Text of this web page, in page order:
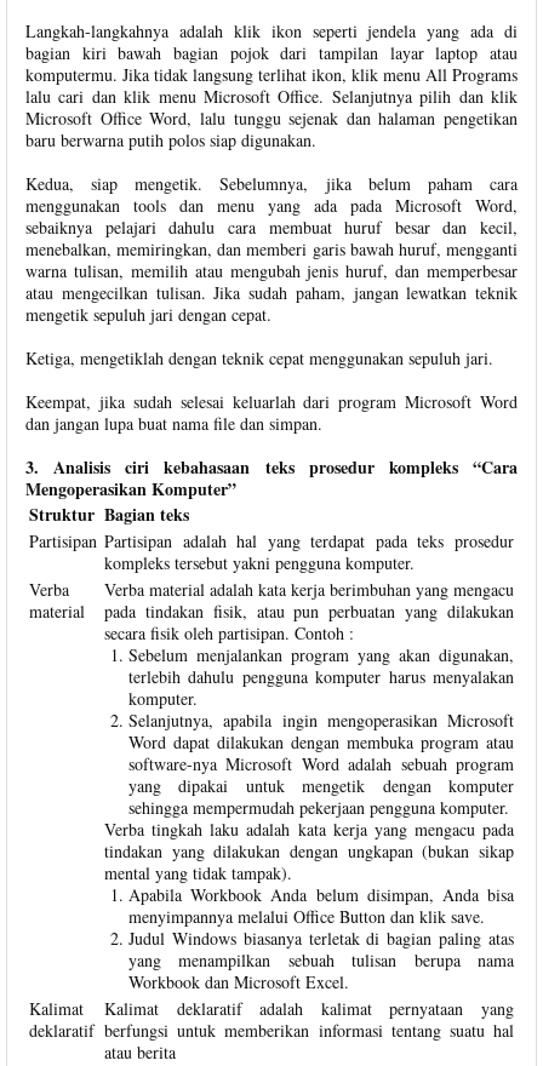
Langkah-langkahnya adalah klik ikon seperti jendela yang ada di
bagian kiri bawah bagian pojok dari tampilan layar laptop atau
komputermu. Jika tidak langsung terlihat ikon, klik menu All Programs
lalu cari dan klik menu Microsoft Office. Selanjutnya pilih dan klik
Microsoft Office Word, lalu tunggu sejenak dan halaman pengetikan
baru berwarna putih polos siap digunakan.
Kedua, siap mengetik. Sebelumnya, jika belum paham cara
menggunakan tools dan menu yang ada pada Microsoft Word,
sebaiknya pelajari dahulu cara membuat huruf besar dan kecil,
menebalkan, memiringkan, dan memberi garis bawah huruf, mengganti
warna tulisan, memilih atau mengubah jenis huruf, dan memperbesar
atau mengecilkan tulisan. Jika sudah paham, jangan lewatkan teknik
mengetik sepuluh jari dengan cepat.
Ketiga, mengetiklah dengan teknik cepat menggunakan sepuluh jari.
Keempat, jika sudah selesai keluarlah dari program Microsoft Word
dan jangan lupa buat nama file dan simpan.
3. Analisis ciri kebahasaan teks prosedur kompleks “Cara
Mengoperasikan Komputer”
Struktur Bagian teks
Partisipan Partisipan adalah hal yang terdapat pada teks prosedur
kompleks tersebut yakni pengguna komputer.
Verba
material
Verba material adalah kata kerja berimbuhan yang mengacu
pada tindakan fisik, atau pun perbuatan yang dilakukan
secara fisik oleh partisipan. Contoh :
Sebelum menjalankan program yang akan digunakan,
terlebih dahulu pengguna komputer harus menyalakan
komputer.
Selanjutnya, apabila ingin mengoperasikan Microsoft
Word dapat dilakukan dengan membuka program atau
software-nya Microsoft Word adalah sebuah program
yang dipakai untuk mengetik dengan komputer
sehingga mempermudah pekerjaan pengguna komputer.
Verba tingkah laku adalah kata kerja yang mengacu pada
tindakan yang dilakukan dengan ungkapan (bukan sikap
mental yang tidak tampak).
Apabila Workbook Anda belum disimpan, Anda bisa
menyimpannya melalui Office Button dan klik save.
Judul Windows biasanya terletak di bagian paling atas
yang menampilkan sebuah tulisan berupa nama
Workbook dan Microsoft Excel.
Kalimat
deklaratif
Kalimat deklaratif adalah kalimat pernyataan yang
berfungsi untuk memberikan informasi tentang suatu hal
atau berita